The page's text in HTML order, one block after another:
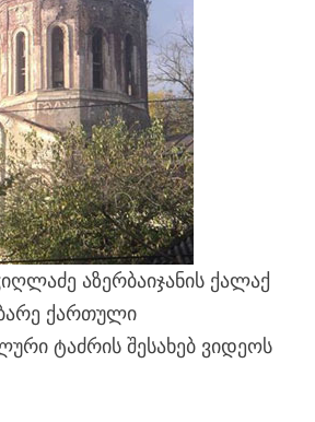
აზერბაიჯანის ქალაქ
ქართული
ტაძრის შესახებ ვიდეოს